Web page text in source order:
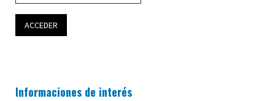
Informaciones de interés